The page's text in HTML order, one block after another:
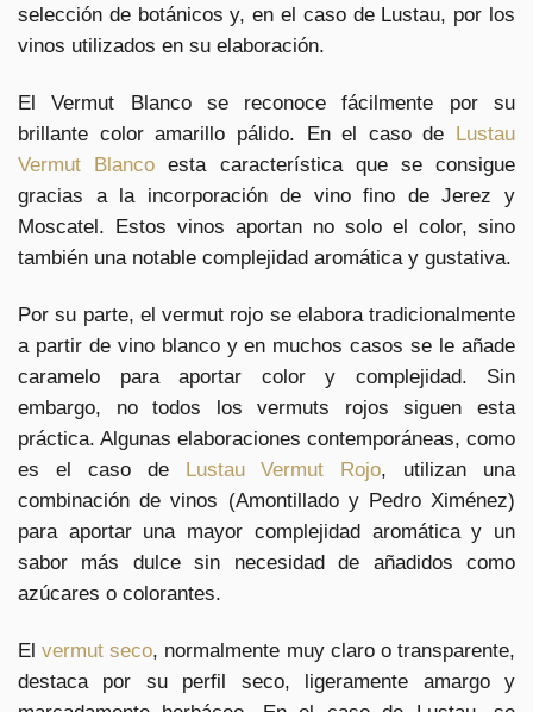
selección de botánicos y, en el caso de Lustau, por los
vinos utilizados en su elaboración.
El Vermut Blanco se reconoce fácilmente por su
brillante color amarillo pálido. En el caso de
Lustau
Vermut Blancoesta característica que se consigue
gracias a la incorporación de vino fino de Jerez y
Moscatel. Estos vinos aportan no solo el color, sino
también una notable complejidad aromática y gustativa.
Por su parte, el vermut rojo se elabora tradicionalmente
a partir de vino blanco y en muchos casos se le añade
caramelo para aportar color y complejidad. Sin
embargo, no todos los vermuts rojos siguen esta
práctica. Algunas elaboraciones contemporáneas, como
es el caso de Lustau Vermut Rojo, utilizan una
combinación de vinos (Amontillado y Pedro Ximénez)
para aportar una mayor complejidad aromática y un
sabor más dulce sin necesidad de añadidos como
azúcares o colorantes.
Elvermut seco, normalmente muy claro o transparente,
destaca por su perfil seco, ligeramente amargo y